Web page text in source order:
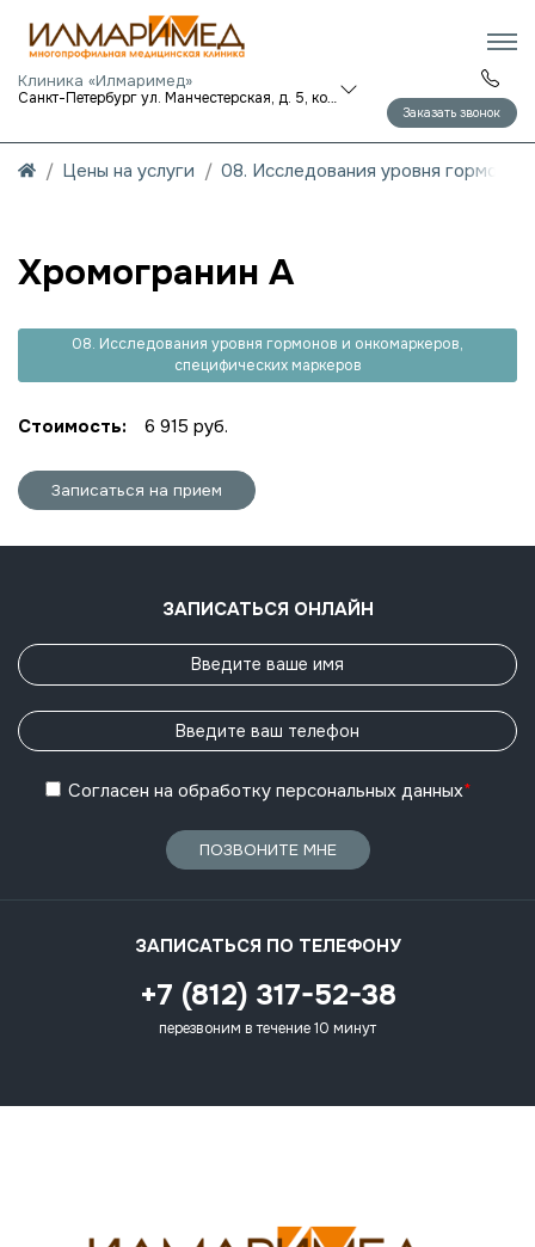
Клиника «Илмаримед»
Санкт-Петербург ул. Манчестерская, д. 5, корп. 1
Заказать звонок
Цены на услуги 08. Исследования уровня
Хромогранин А
08. Исследования уровня гормонов и онкомаркеров,
специфических маркеров
Стоимость: 6 915 руб.
Записаться на прием
ЗАПИСАТЬСЯ ОНЛАЙН
Согласен на обработку персональных данных*
ПОЗВОНИТЕ МНЕ
ЗАПИСАТЬСЯ ПО ТЕЛЕФОНУ
+7 (812) 317-52-38
перезвоним в течение 10 минут